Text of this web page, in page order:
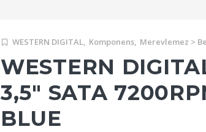
WESTERN DIGITAL, Komponens, Merevlemez >
WESTERN
3,5" SATA
BLUE